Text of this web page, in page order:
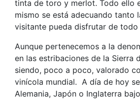
tinta de toro y merlot. Todo ello
mismo se está adecuando tanto
visitante pueda disfrutar de todo
Aunque pertenecemos a la
en las estribaciones de la Sierra
siendo, poco a poco, valorado
vinícola mundial. A día de hoy
Alemania, Japón o Inglaterra